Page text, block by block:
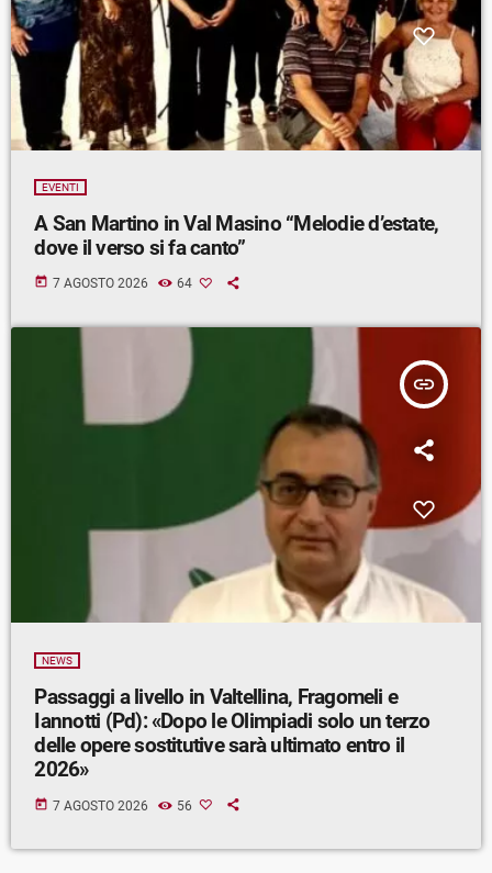
EVENTI
A San Martino in Val Masino “Melodie d’estate,
dove il verso si fa canto”
today 7 AGOSTO 2026 64
insert_link
NEWS
Passaggi a livello in Valtellina, Fragomeli e
Iannotti (Pd): «Dopo le Olimpiadi solo un terzo
delle opere sostitutive sarà ultimato entro il
2026»
today 7 AGOSTO 2026 56